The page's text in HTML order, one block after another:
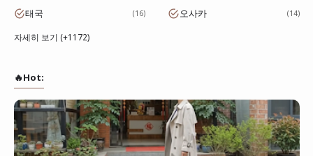
태국 16 오사카 14
자세히 보기 (+1172)
🔥Hot: